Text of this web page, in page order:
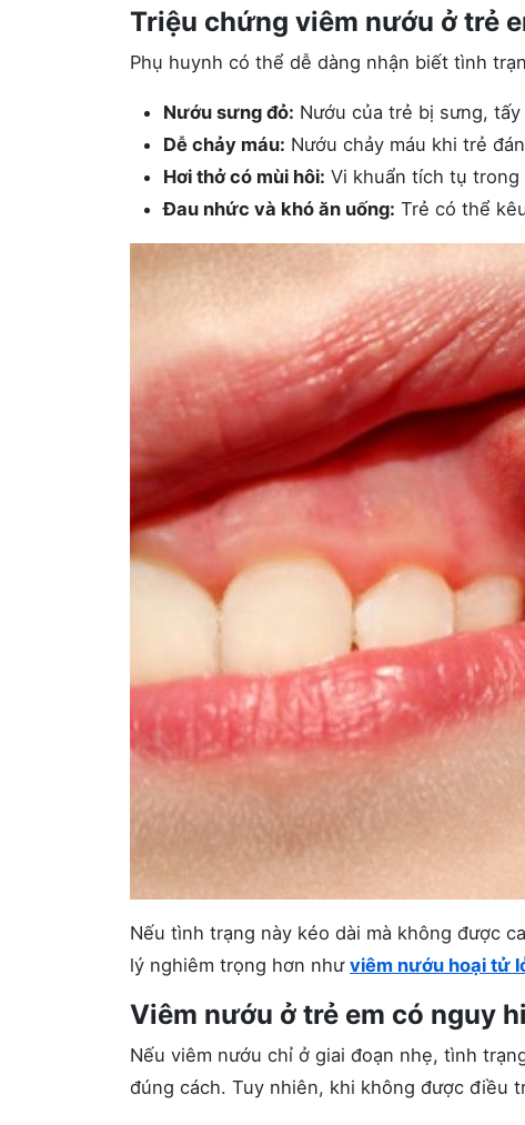
Triệu chứng viêm nướu ở trẻ
Phụ huynh có thể dễ dàng nhận biết tình
Nướu sưng đỏ: Nướu của trẻ bị sưng,
Dễ chảy máu: Nướu chảy máu khi trẻ
Hơi thở có mùi hôi: Vi khuẩn tích tụ
Đau nhức và khó ăn uống: Trẻ có thể
Nếu tình trạng này kéo dài mà không được
lý nghiêm trọng hơn như viêm nướu hoại tử
Viêm nướu ở trẻ em có nguy
Nếu viêm nướu chỉ ở giai đoạn nhẹ, tình
đúng cách. Tuy nhiên, khi không được điều